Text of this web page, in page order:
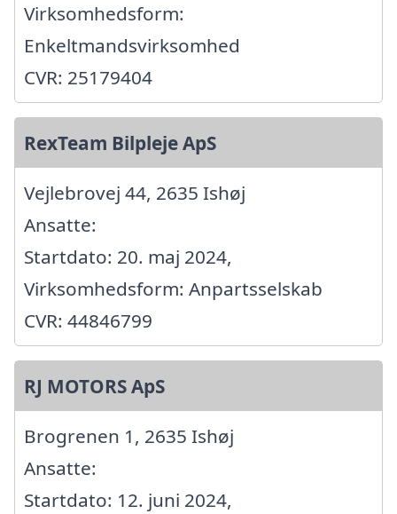
Virksomhedsform:
Enkeltmandsvirksomhed
CVR: 25179404
RexTeam Bilpleje ApS
Vejlebrovej 44, 2635 Ishøj
Ansatte:
Startdato: 20. maj 2024,
Virksomhedsform: Anpartsselskab
CVR: 44846799
RJ MOTORS ApS
Brogrenen 1, 2635 Ishøj
Ansatte:
Startdato: 12. juni 2024,